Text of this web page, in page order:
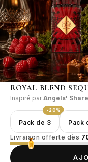
ROYAL BLEND
Inspiré parAngels' Share
Pack de 3
-20%
Pack
Livraison offerte dès